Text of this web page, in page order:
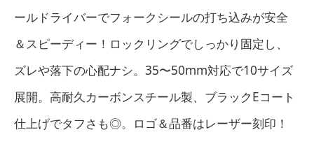
ールドライバーでフォークシールの打ち込みが安全
＆スピーディー！ロックリングでしっかり固定し、
ズレや落下の心配ナシ。35〜50mm対応で10サイズ
展開。高耐久カーボンスチール製、ブラックEコート
仕上げでタフさも◎。ロゴ＆品番はレーザー刻印！